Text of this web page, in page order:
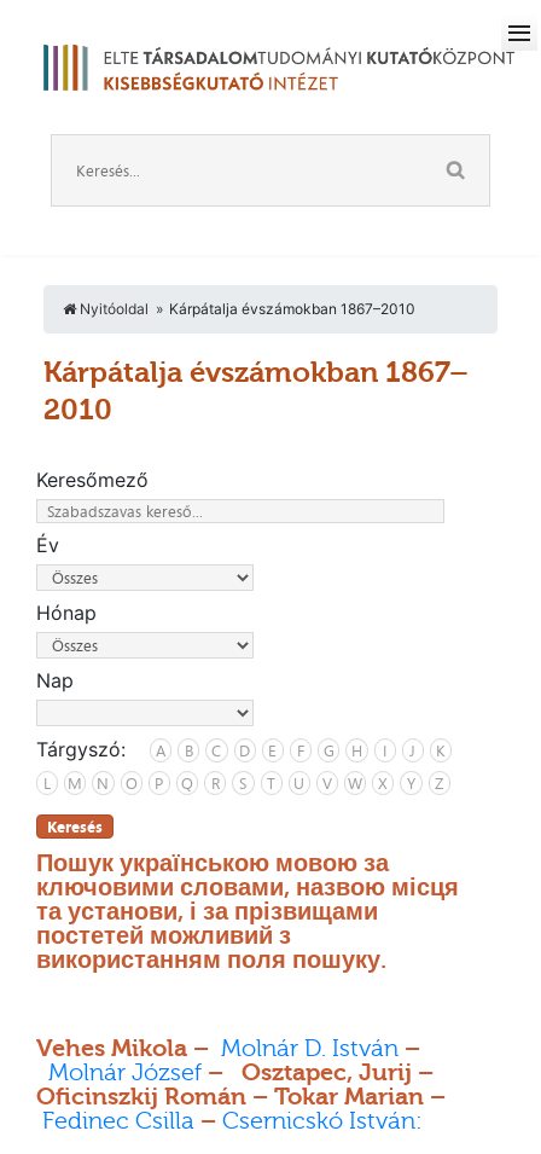
Nyitóoldal Kárpátalja évszámokban 1867–2010
Kárpátalja évszámokban 1867–
2010
Keresőmező
Év
Hónap
Nap
Tárgyszó: A B C D E F G H I J
K
L
M N O P Q R S T U V W X Y Z
Keresés
Пошук українською мовою за
ключовими словами, назвою місця
та установи, і за прізвищами
постетей можливий з
використанням поля пошуку.
Vehes Mikola – Molnár D. István –
Molnár József – Osztapec, Jurij –
Oficinszkij Román – Tokar Marian –
Fedinec Csilla – Csernicskó István: